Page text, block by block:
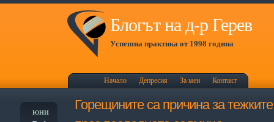
Блогът на д-р Герев
Успешна практика от 1998 година
Начало Депресия За мен Контакт
ЮНИ
Горещините са причина за